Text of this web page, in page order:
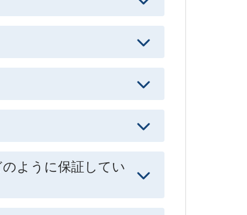
ように保証してい